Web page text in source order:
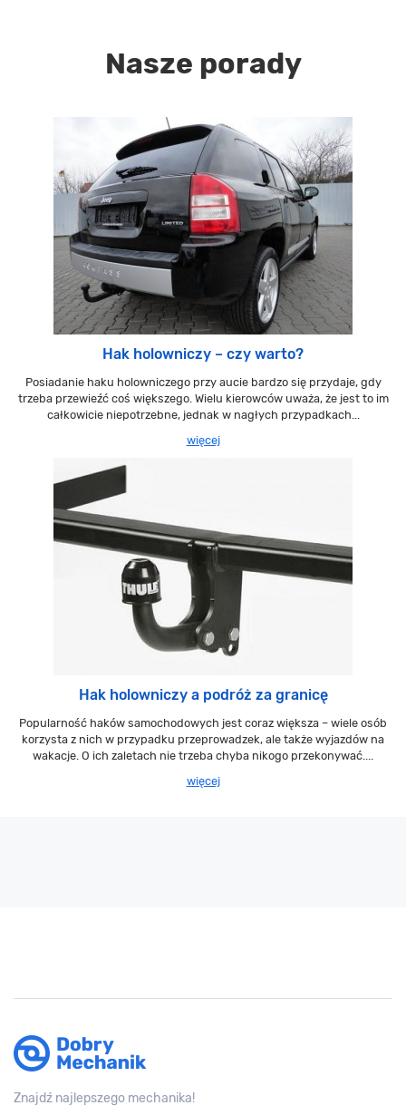
Nasze porady
Hak holowniczy – czy warto?
Posiadanie haku holowniczego przy aucie bardzo się przydaje, gdy
trzeba przewieźć coś większego. Wielu kierowców uważa, że jest to im
całkowicie niepotrzebne, jednak w nagłych przypadkach...
więcej
Hak holowniczy a podróż za granicę
Popularność haków samochodowych jest coraz większa – wiele osób
korzysta z nich w przypadku przeprowadzek, ale także wyjazdów na
wakacje. O ich zaletach nie trzeba chyba nikogo przekonywać....
więcej
Znajdź najlepszego mechanika!